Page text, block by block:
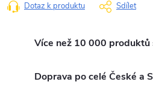
Dotaz k produktu Sdílet
Více než 10 000 produktů
Doprava po celé České a